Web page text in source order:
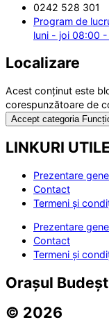
0242 528 301
Program de
luni - joi 08:00
Localizare
Acest conținut este
corespunzătoare de
Accept categoria
LINKURI UTILE
Prezentare
Contact
Termeni și
Prezentare
Contact
Termeni și
Orașul
© 2026